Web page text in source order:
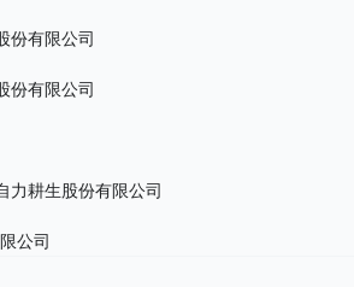
份有限公司
份有限公司
力耕生股份有限公司
公司